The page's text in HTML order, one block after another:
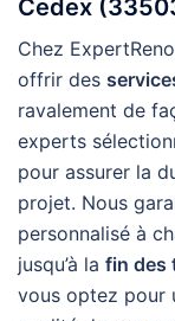
Cedex
Chez
offrir des
ravalement de
experts
pour assurer la
projet. Nous
personnalisé à
jusqu’à la fin des
vous optez pour